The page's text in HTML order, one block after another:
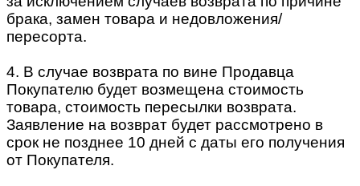
брака, замен товара и недовложения/
пересорта.
4. В случае возврата по вине Продавца
Покупателю будет возмещена стоимость
товара, стоимость пересылки возврата.
Заявление на возврат будет рассмотрено в
срок не позднее 10 дней с даты его получения
от Покупателя.